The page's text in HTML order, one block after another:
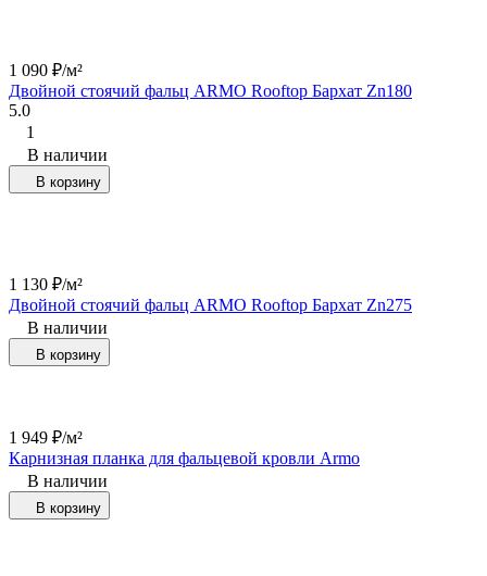
1 090 ₽/м²
Двойной стоячий фальц ARMO Rooftop Бархат Zn180
5.0
1
В наличии
В корзину
1 130 ₽/м²
Двойной стоячий фальц ARMO Rooftop Бархат Zn275
В наличии
В корзину
1 949 ₽/м²
Карнизная планка для фальцевой кровли Armo
В наличии
В корзину